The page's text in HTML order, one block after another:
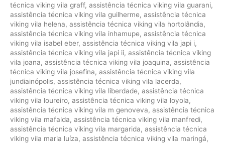
técnica viking vila graff, assistência técnica viking vila guarani,
assistência técnica viking vila guilherme, assistência técnica
viking vila helena, assistência técnica viking vila hortolândia,
assistência técnica viking vila inhamupe, assistência técnica
viking vila isabel eber, assistência técnica viking vila japi i,
assistência técnica viking vila japi ii, assistência técnica viking
vila joana, assistência técnica viking vila joaquina, assistência
técnica viking vila josefina, assistência técnica viking vila
jundiainópolis, assistência técnica viking vila lacerda,
assistência técnica viking vila liberdade, assistência técnica
viking vila loureiro, assistência técnica viking vila loyola,
assistência técnica viking vila m genoveva, assistência técnica
viking vila mafalda, assistência técnica viking vila manfredi,
assistência técnica viking vila margarida, assistência técnica
viking vila maria luíza, assistência técnica viking vila maringá,